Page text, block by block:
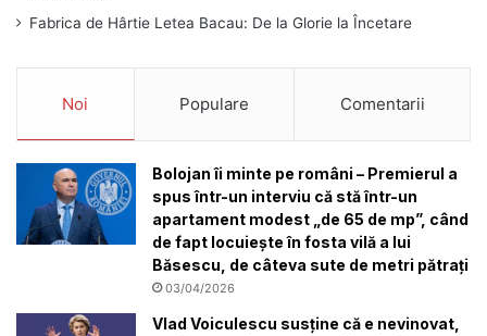
Fabrica de Hârtie Letea Bacau: De la Glorie la Încetare
Noi Populare Comentarii
Bolojan îi minte pe români – Premierul a
spus într-un interviu că stă într-un
apartament modest „de 65 de mp”, când
de fapt locuiește în fosta vilă a lui
Băsescu, de câteva sute de metri pătrați
03/04/2026
Vlad Voiculescu susține că e nevinovat,